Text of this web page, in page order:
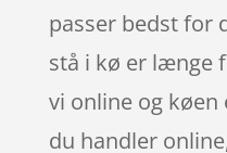
passer bedst for
stå i kø er længe
vi online og køen
du handler